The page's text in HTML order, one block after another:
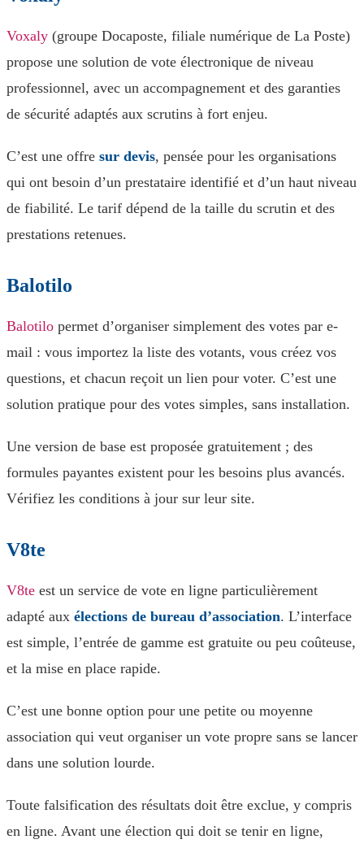
Voxaly (groupe Docaposte, filiale numérique de La Poste)
propose une solution de vote électronique de niveau
professionnel, avec un accompagnement et des garanties
de sécurité adaptés aux scrutins à fort enjeu.
C’est une offre sur devis, pensée pour les organisations
qui ont besoin d’un prestataire identifié et d’un haut niveau
de fiabilité. Le tarif dépend de la taille du scrutin et des
prestations retenues.
Balotilo
Balotilo permet d’organiser simplement des votes par e-
mail : vous importez la liste des votants, vous créez vos
questions, et chacun reçoit un lien pour voter. C’est une
solution pratique pour des votes simples, sans installation.
Une version de base est proposée gratuitement ; des
formules payantes existent pour les besoins plus avancés.
Vérifiez les conditions à jour sur leur site.
V8te
V8te est un service de vote en ligne particulièrement
adapté aux élections de bureau d’association. L’interface
est simple, l’entrée de gamme est gratuite ou peu coûteuse,
et la mise en place rapide.
C’est une bonne option pour une petite ou moyenne
association qui veut organiser un vote propre sans se lancer
dans une solution lourde.
Toute falsification des résultats doit être exclue, y compris
en ligne. Avant une élection qui doit se tenir en ligne,